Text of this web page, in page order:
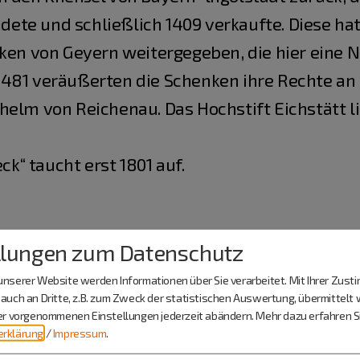
und schließlich 1409 verkaufte. Diese
von Geyern weitergegeben, die hier eine
veräußerten die Schenken ihre Rechte
von Reichenau. Das Hochstift Eichstätt
taucht erst 1801 auf.
östlich von Erlingshofen kann
nach Niefang bis zum Ende der Steigung
zum Datenschutz
Website werden Informationen über Sie verarbeitet. Mit Ihrer
an Dritte, z.B. zum Zweck der statistischen Auswertung, übermittelt
vorgenommenen Einstellungen jederzeit abändern. Mehr dazu erfahren
/Impressum.